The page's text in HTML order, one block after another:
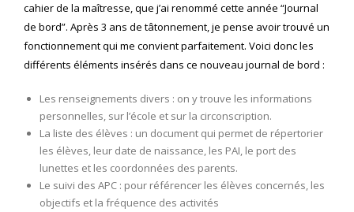
cahier de la maîtresse, que j’ai renommé cette année “Journal
de bord”. Après 3 ans de tâtonnement, je pense avoir trouvé un
fonctionnement qui me convient parfaitement. Voici donc les
différents éléments insérés dans ce nouveau journal de bord :
Les renseignements divers : on y trouve les informations
personnelles, sur l’école et sur la circonscription.
La liste des élèves : un document qui permet de répertorier
les élèves, leur date de naissance, les PAI, le port des
lunettes et les coordonnées des parents.
Le suivi des APC : pour référencer les élèves concernés, les
objectifs et la fréquence des activités